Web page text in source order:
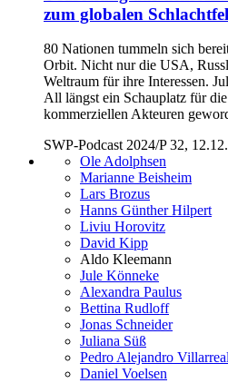
zum globalen
80 Nationen tummeln sich
Orbit. Nicht nur die USA,
Weltraum für ihre Interessen.
All längst ein Schauplatz für
kommerziellen Akteuren
SWP-Podcast 2024/P 32,
Ole Adolphsen
Marianne Beisheim
Lars Brozus
Hanns Günther Hilpert
Liviu Horovitz
David Kipp
Aldo Kleemann
Jule Könneke
Alexandra Paulus
Bettina Rudloff
Jonas Schneider
Juliana Süß
Pedro Alejandro
Daniel Voelsen